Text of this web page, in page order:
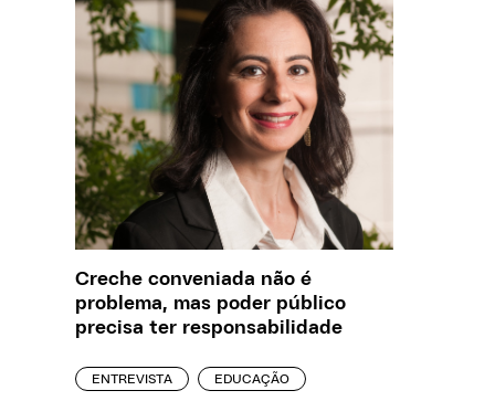
Creche conveniada não é
problema, mas poder público
precisa ter responsabilidade
ENTREVISTA EDUCAÇÃO